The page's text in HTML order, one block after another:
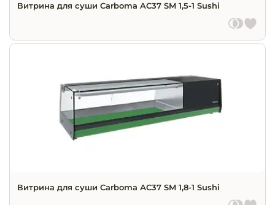
Витрина для суши Carboma AC37 SM 1,5-1 Sushi
Витрина для суши Carboma АC37 SM 1,8-1 Sushi